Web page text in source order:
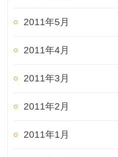
2011年5月
2011年4月
2011年3月
2011年2月
2011年1月